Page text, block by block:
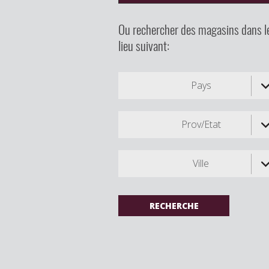
Ou rechercher des magasins dans
lieu suivant:
Pays
Prov/Etat
Ville